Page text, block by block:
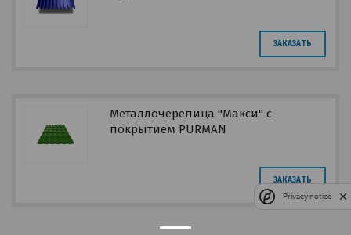
ЗАКАЗАТЬ
Металлочерепица "Макси" с
покрытием PURMAN
ЗАКАЗАТЬ
Privacy notice